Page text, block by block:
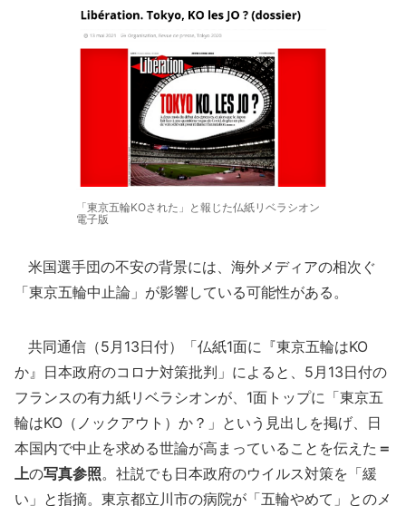
「東京五輪KOされた」と報じた仏紙リベラシオン
電子版
米国選手団の不安の背景には、海外メディアの相次ぐ
「東京五輪中止論」が影響している可能性がある。
共同通信（5月13日付）「仏紙1面に『東京五輪はKO
か』日本政府のコロナ対策批判」によると、5月13日付の
フランスの有力紙リベラシオンが、1面トップに「東京五
輪はKO（ノックアウト）か？」という見出しを掲げ、日
本国内で中止を求める世論が高まっていることを伝えた ＝
上の写真参照。社説でも日本政府のウイルス対策を「緩
い」と指摘。東京都立川市の病院が「五輪やめて」とのメ